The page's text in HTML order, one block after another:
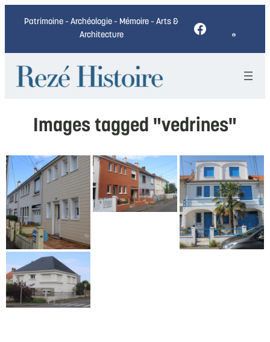
Patrimoine – Archéologie – Mémoire – Arts &
Architecture
Facebook
Images tagged "vedrines"